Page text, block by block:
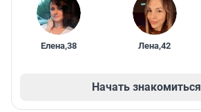
Елена,38 Лена,42
Начать знакомиться